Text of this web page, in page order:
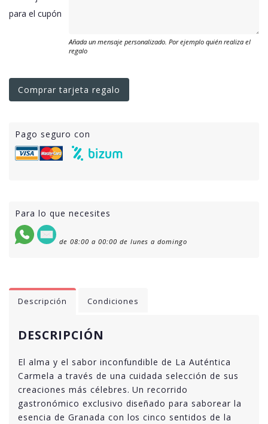
para el cupón
Añada un mensaje personalizado. Por ejemplo quién realiza el
regalo
Comprar tarjeta regalo
Pago seguro con
Para lo que necesites
de 08:00 a 00:00 de lunes a domingo
Descripción Condiciones
DESCRIPCIÓN
El alma y el sabor inconfundible de La Auténtica
Carmela a través de una cuidada selección de sus
creaciones más célebres. Un recorrido
gastronómico exclusivo diseñado para saborear la
esencia de Granada con los cinco sentidos de la